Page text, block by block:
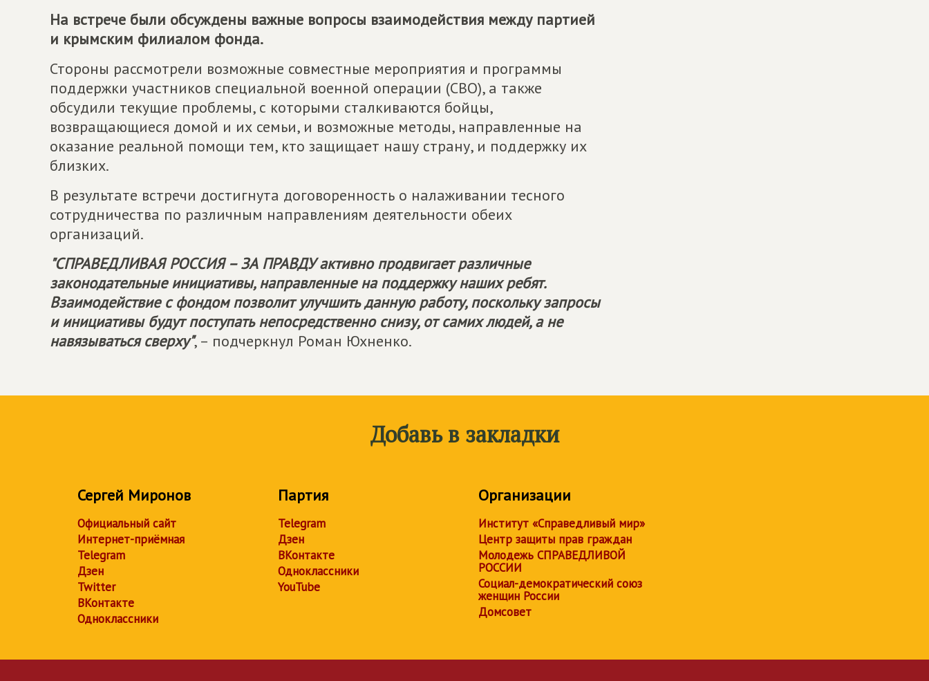
На встрече были обсуждены важные вопросы взаимодействия между партией
и крымским филиалом фонда.
Стороны рассмотрели возможные совместные мероприятия и программы
поддержки участников специальной военной операции (СВО), а также
обсудили текущие проблемы, с которыми сталкиваются бойцы,
возвращающиеся домой и их семьи, и возможные методы, направленные на
оказание реальной помощи тем, кто защищает нашу страну, и поддержку их
близких.
В результате встречи достигнута договоренность о налаживании тесного
сотрудничества по различным направлениям деятельности обеих
организаций.
"СПРАВЕДЛИВАЯ РОССИЯ – ЗА ПРАВДУактивно продвигает различные
законодательные инициативы, направленные на поддержку наших ребят.
Взаимодействие с фондом позволит улучшить данную работу, поскольку запросы
и инициативы будут поступать непосредственно снизу, от самих людей, а не
навязываться сверху", – подчеркнул Роман Юхненко.
Добавь в закладки
Сергей Миронов
Официальный сайт
Интернет-приёмная
Telegram
Дзен
Twitter
ВКонтакте
Одноклассники
Партия
Telegram
Дзен
ВКонтакте
Одноклассники
YouTube
Организации
Институт «Справедливый мир»
Центр защиты прав граждан
Молодежь СПРАВЕДЛИВОЙ
РОССИИ
Социал-демократический союз
женщин России
Домсовет